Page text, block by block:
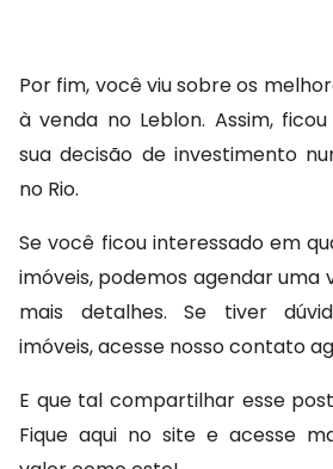
Por fim, você viu sobre os
à venda no Leblon. Assim,
sua decisão de investimento
no Rio.
Se você ficou interessado em
imóveis, podemos agendar uma
mais detalhes. Se tiver
imóveis, acesse nosso contato
E que tal compartilhar esse
Fique aqui no site e acesse